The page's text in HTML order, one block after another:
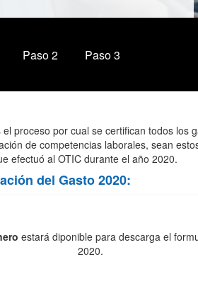
Paso 2 Paso 3
proceso por cual se certifican todos los
de competencias laborales, sean
efectuó al OTIC durante el año 2020.
del Gasto 2020:
estará diponible para descarga el
2020.